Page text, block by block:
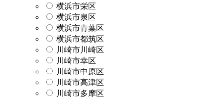
横浜市栄区
横浜市泉区
横浜市青葉区
横浜市都筑区
川崎市川崎区
川崎市幸区
川崎市中原区
川崎市高津区
川崎市多摩区